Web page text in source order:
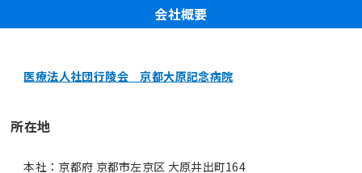
会社概要
医療法人社団行陵会 京都大原記念病院
所在地
本社：京都府 京都市左京区 大原井出町164